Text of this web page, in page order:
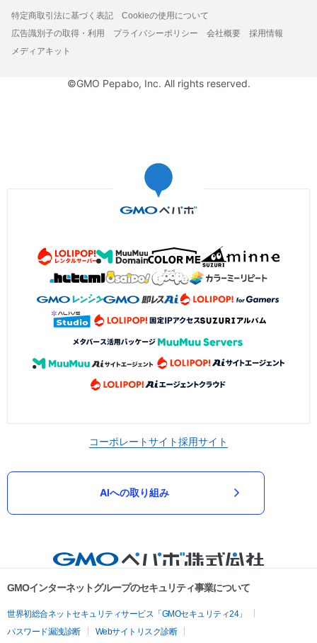
特定商取引法に基づく表記
Cookieの使用について
広告識別子の取得・利用
プライバシーポリシー 会社概要
採用情報
メディアキット
©GMO Pepabo, Inc. All rights reserved.
コーポレートサイト採用サイト
AIへの取り組み
GMOインターネットグループのセキュリティ事業について
世界初総合ネットセキュリティサービス「GMOセキュリティ24」
パスワード漏洩診断
Webサイトリスク診断